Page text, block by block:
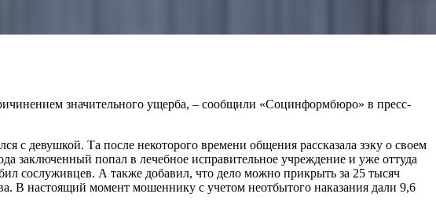
значительного ущерба, – сообщили «Социнформбюро» в пресс-
с девушкой. Та после некоторого времени общения рассказала зэку о своем
заключенный попал в лечебное исправительное учреждение и уже оттуда
сослуживцев. А также добавил, что дело можно прикрыть за 25 тысяч
В настоящий момент мошеннику с учетом неотбытого наказания дали 9,6